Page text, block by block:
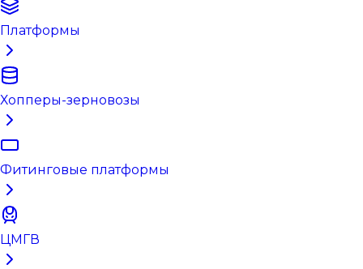
Платформы
Хопперы-зерновозы
Фитинговые платформы
ЦМГВ